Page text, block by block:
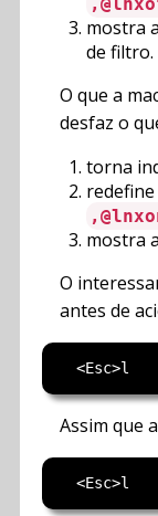
mostra
de filtro.
O que a
desfaz o
torna
mostra
O
antes de
Assim que